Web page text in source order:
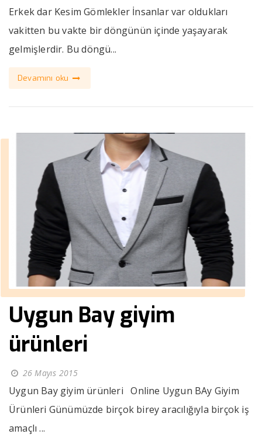
Erkek dar Kesim Gömlekler İnsanlar var oldukları
vakitten bu vakte bir döngünün içinde yaşayarak
gelmişlerdir. Bu döngü...
Devamını oku
Uygun Bay giyim
ürünleri
26 Mayıs 2015
Uygun Bay giyim ürünleri Online Uygun BAy Giyim
Ürünleri Günümüzde birçok birey aracılığıyla birçok iş
amaçlı ...